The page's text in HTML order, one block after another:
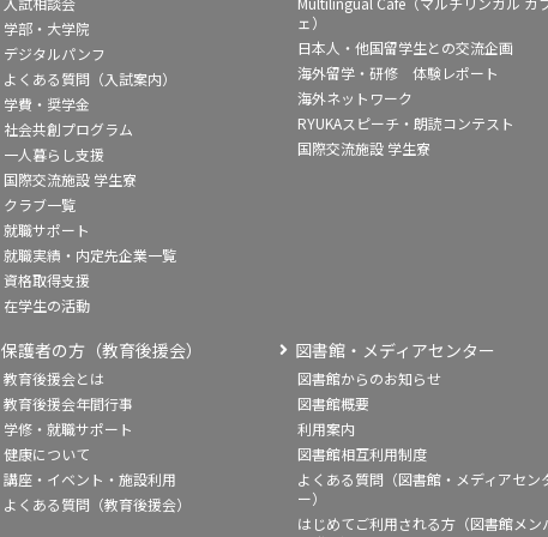
学部・大学院
デジタルパンフ
よくある質問（入試案内）
学費・奨学金
社会共創プログラム
一人暮らし支援
国際交流施設 学生寮
クラブ一覧
就職サポート
就職実績・内定先企業一覧
資格取得支援
在学生の活動
ェ）
日本人・他国留学生との交流企画
海外留学・研修 体験レポート
海外ネットワーク
RYUKAスピーチ・朗読コンテスト
国際交流施設 学生寮
保護者の方（教育後援会）
教育後援会とは
教育後援会年間行事
学修・就職サポート
健康について
講座・イベント・施設利用
よくある質問（教育後援会）
図書館・メディアセンター
図書館からのお知らせ
図書館概要
利用案内
図書館相互利用制度
よくある質問（図書館・メディアセン
ー）
はじめてご利用される方（図書館メン